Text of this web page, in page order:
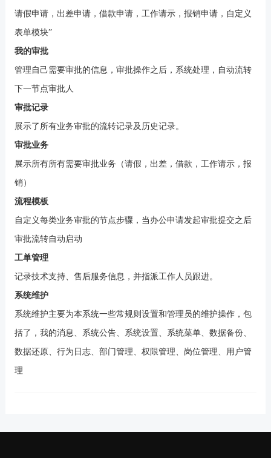
请假申请，出差申请，借款申请，工作请示，报销申请，自定义
表单模块”
我的审批
管理自己需要审批的信息，审批操作之后，系统处理，自动流转
下一节点审批人
审批记录
展示了所有业务审批的流转记录及历史记录。
审批业务
展示所有所有需要审批业务（请假，出差，借款，工作请示，报
销）
流程模板
自定义每类业务审批的节点步骤，当办公申请发起审批提交之后
审批流转自动启动
工单管理
记录技术支持、售后服务信息，并指派工作人员跟进。
系统维护
系统维护主要为本系统一些常规则设置和管理员的维护操作，包
括了，我的消息、系统公告、系统设置、系统菜单、数据备份、
数据还原、行为日志、部门管理、权限管理、岗位管理、用户管
理